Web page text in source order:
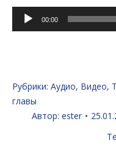
Аудиоплеер
00:00
Рубрики: Аудио, Видео,
главы
Автор: ester